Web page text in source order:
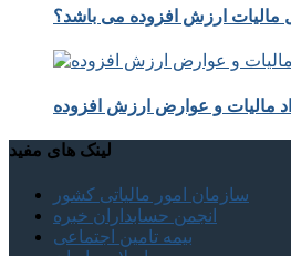
ارزش افزوده می باشد؟
مالیات و عوارض ارزش افزوده
لینک های مفید
سازمان امور مالیاتی کشور
انجمن حسابداران خبره
بیمه تامین اجتماعی